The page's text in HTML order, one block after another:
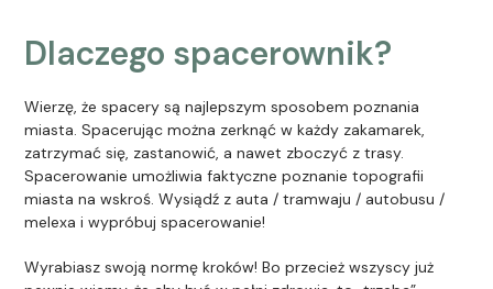
Dlaczego spacerownik?
Wierzę, że spacery są najlepszym sposobem poznania
miasta. Spacerując można zerknąć w każdy zakamarek,
zatrzymać się, zastanowić, a nawet zboczyć z trasy.
Spacerowanie umożliwia faktyczne poznanie topografii
miasta na wskroś. Wysiądź z auta / tramwaju / autobusu /
melexa i wypróbuj spacerowanie!
Wyrabiasz swoją normę kroków! Bo przecież wszyscy już